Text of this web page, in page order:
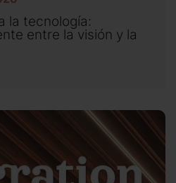
la tecnología:
entre la visión y la